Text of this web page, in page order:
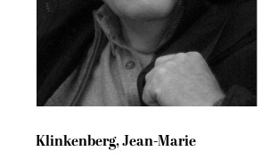
Klinkenberg, Jean-Marie